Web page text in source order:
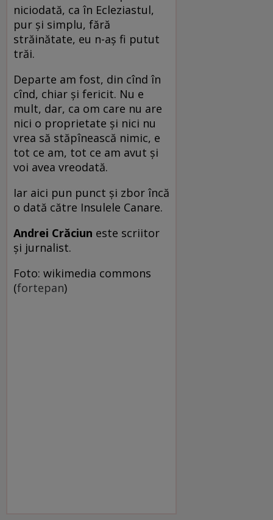
niciodată, ca în Ecleziastul,
pur și simplu, fără
străinătate, eu n-aș fi putut
trăi.
Departe am fost, din cînd în
cînd, chiar și fericit. Nu e
mult, dar, ca om care nu are
nici o proprietate și nici nu
vrea să stăpînească nimic, e
tot ce am, tot ce am avut și
voi avea vreodată.
Iar aici pun punct și zbor încă
o dată către Insulele Canare.
Andrei Crăciun este scriitor
și jurnalist.
Foto: wikimedia commons
(fortepan)